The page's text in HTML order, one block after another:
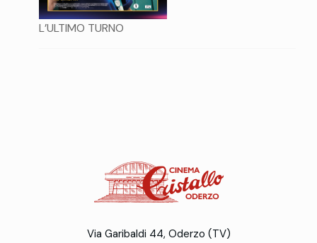
L’ULTIMO TURNO
Via Garibaldi 44, Oderzo (TV)